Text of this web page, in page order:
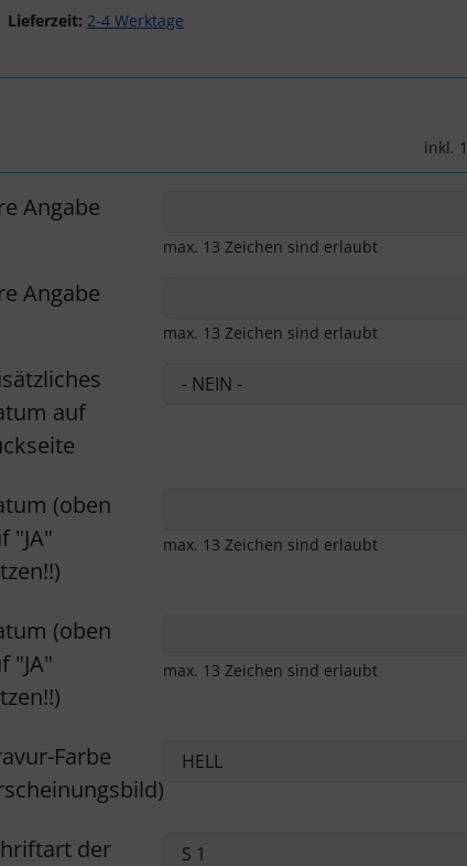
Lieferzeit: 2-4 Werktage
inkl.
Angabe
max. 13 Zeichen sind erlaubt
Angabe
max. 13 Zeichen sind erlaubt
auf
(oben
"JA"
max. 13 Zeichen sind erlaubt
(oben
"JA"
max. 13 Zeichen sind erlaubt
Farbe
der